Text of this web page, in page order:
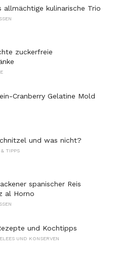
allmächtige kulinarische Trio
zuckerfreie
Cranberry Gelatine Mold
und was nicht?
TIPPS
spanischer Reis
al Horno
und Kochtipps
UND KONSERVEN